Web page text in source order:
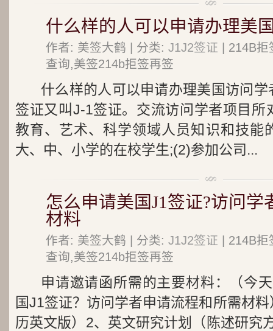
什么样的人可以申请办理美
作者: 美签大鹤 | 分类: J1J2签证 | 214B
查询,美签214b拒签再签
什么样的人可以申请办理美国访问
签证又叫J-1签证。交流访问学者项目所
教育、艺术、科学领域人员知识和技能
大、中、小学的在校学生;(2)参加公司...
怎么申请美国J1签证?访问学
材料
作者: 美签大鹤 | 分类: J1J2签证 | 214B
查询,美签214b拒签再签
申请邀请函所需的主要材料：（今
国J1签证？访问学者申请流程和所需材
历英文版）2、英文研究计划（陈述研究